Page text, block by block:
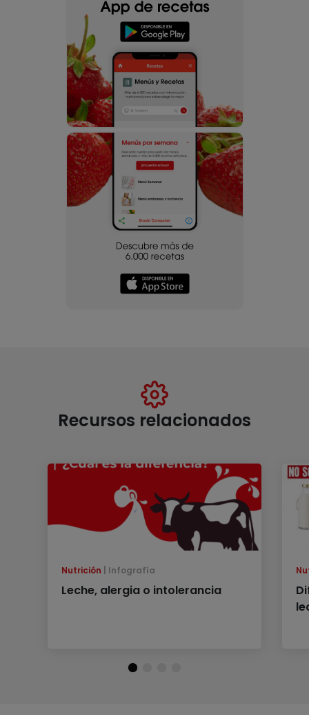
Recursos relacionados
Nutrición Infografía
Leche, alergia o intolerancia